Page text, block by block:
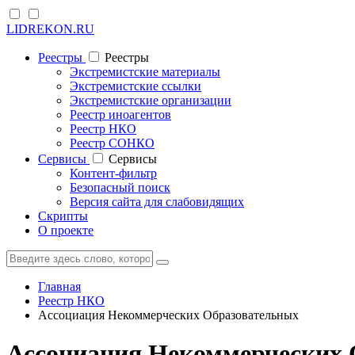
LIDREKON.RU
Реестры
Реестры
Экстремистские материалы
Экстремистские ссылки
Экстремистские организации
Реестр иноагентов
Реестр НКО
Реестр СОНКО
Cервисы
Cервисы
Контент-фильтр
Безопасный поиск
Версия сайта для слабовидящих
Скрипты
О проекте
Главная
Реестр НКО
Ассоциация Некоммерческих Образовательных